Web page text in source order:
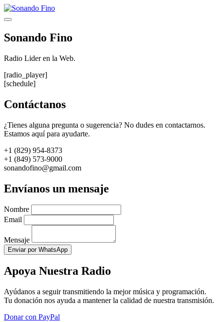
Saltar
al
Menú
Sonando Fino
Radio Lider en la Web.
[radio_player]
[schedule]
Contáctanos
¿Tienes alguna pregunta o sugerencia? No dudes en contactarnos.
Estamos aquí para ayudarte.
+1 (829) 954-8373
+1 (849) 573-9000
sonandofino@gmail.com
Envíanos un mensaje
Nombre
Email
Mensaje
Enviar por WhatsApp
Apoya Nuestra Radio
Ayúdanos a seguir transmitiendo la mejor música y programación.
Tu donación nos ayuda a mantener la calidad de nuestra transmisión.
Donar con PayPal